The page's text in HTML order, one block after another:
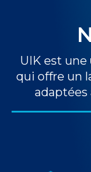
UIK est une
qui offre un
adaptées